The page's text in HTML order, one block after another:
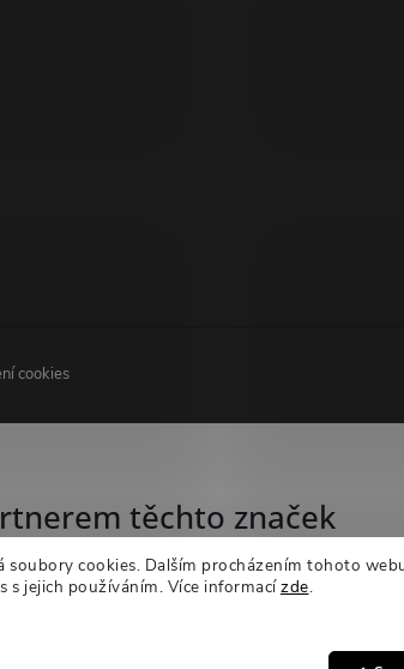
soubory cookies. Dalším procházením tohoto
s jejich používáním. Více informacízde.
cookies
těchto značek